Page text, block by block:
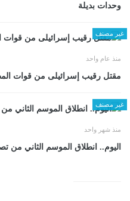
وحدات بديلة
غير مصنف
منذ عام واحد
مقتل رقيب إسرائيلى من قوات
غير مصنف
منذ شهر واحد
اليوم.. انطلاق الموسم الثاني من